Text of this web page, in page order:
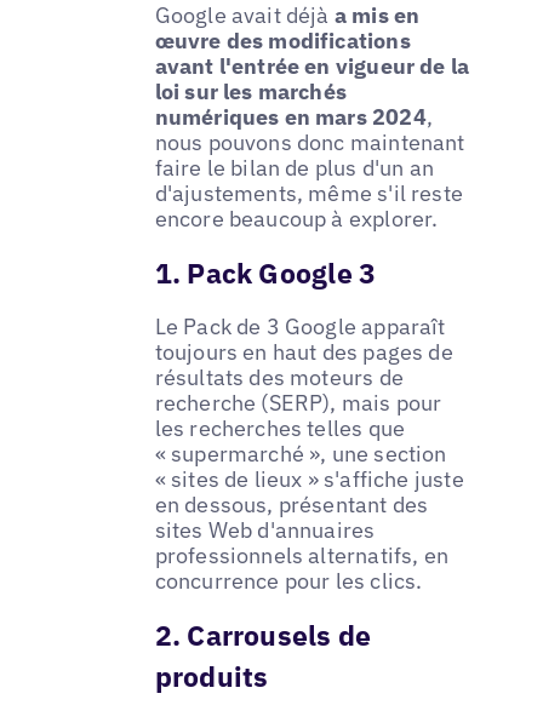
Google avait déjà a mis en
œuvre des modifications
avant l'entrée en vigueur de la
loi sur les marchés
numériques en mars 2024,
nous pouvons donc maintenant
faire le bilan de plus d'un an
d'ajustements, même s'il reste
encore beaucoup à explorer.
1. Pack Google 3
Le Pack de 3 Google apparaît
toujours en haut des pages de
résultats des moteurs de
recherche (SERP), mais pour
les recherches telles que
« supermarché », une section
« sites de lieux » s'affiche juste
en dessous, présentant des
sites Web d'annuaires
professionnels alternatifs, en
concurrence pour les clics.
2. Carrousels de
produits